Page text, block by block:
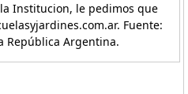
Institucion, le pedimos que
Fuente:
República Argentina.